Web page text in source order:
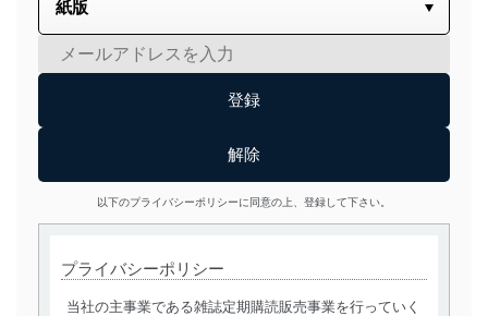
以下のプライバシーポリシーに同意の上、登録して下さい。
プライバシーポリシー
当社の主事業である雑誌定期購読販売事業を行っていく